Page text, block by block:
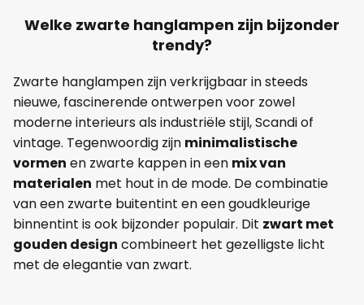
Welke zwarte hanglampen zijn bijzonder
trendy?
Zwarte hanglampen zijn verkrijgbaar in steeds
nieuwe, fascinerende ontwerpen voor zowel
moderne interieurs als industriële stijl, Scandi of
vintage. Tegenwoordig zijn minimalistische
vormen en zwarte kappen in een mix van
materialen met hout in de mode. De combinatie
van een zwarte buitentint en een goudkleurige
binnentint is ook bijzonder populair. Dit zwart met
gouden design combineert het gezelligste licht
met de elegantie van zwart.